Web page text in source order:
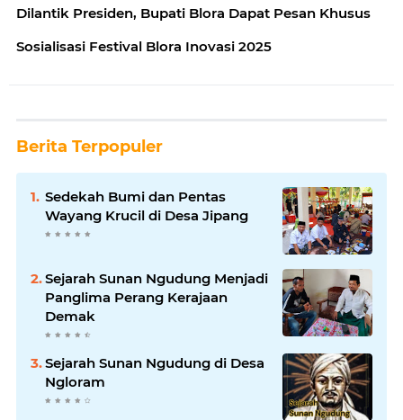
Dilantik Presiden, Bupati Blora Dapat Pesan Khusus
Sosialisasi Festival Blora Inovasi 2025
Berita Terpopuler
Sedekah Bumi dan Pentas
Wayang Krucil di Desa Jipang
Sejarah Sunan Ngudung Menjadi
Panglima Perang Kerajaan
Demak
Sejarah Sunan Ngudung di Desa
Ngloram